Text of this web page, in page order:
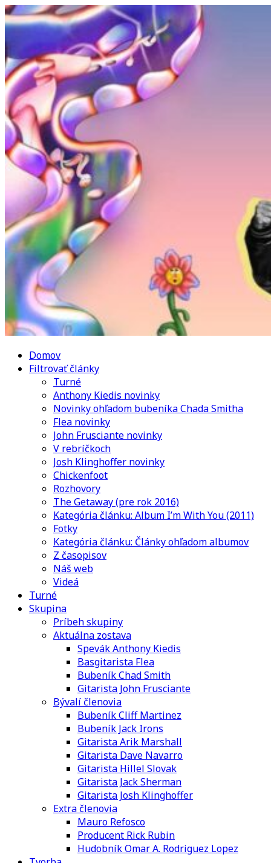
Domov
Filtrovať články
Turné
Anthony Kiedis novinky
Novinky ohľadom bubeníka Chada Smitha
Flea novinky
John Frusciante novinky
V rebríčkoch
Josh Klinghoffer novinky
Chickenfoot
Rozhovory
The Getaway (pre rok 2016)
Kategória článku: Album I’m With You (2011)
Fotky
Kategória článku: Články ohľadom albumov
Z časopisov
Náš web
Videá
Turné
Skupina
Príbeh skupiny
Aktuálna zostava
Spevák Anthony Kiedis
Basgitarista Flea
Bubeník Chad Smith
Gitarista John Frusciante
Bývalí členovia
Bubeník Cliff Martinez
Bubeník Jack Irons
Gitarista Arik Marshall
Gitarista Dave Navarro
Gitarista Hillel Slovak
Gitarista Jack Sherman
Gitarista Josh Klinghoffer
Extra členovia
Mauro Refosco
Producent Rick Rubin
Hudobník Omar A. Rodriguez Lopez